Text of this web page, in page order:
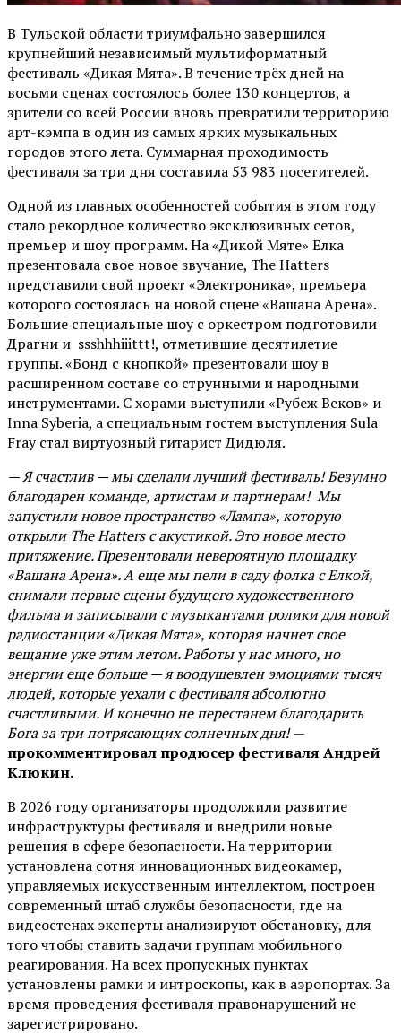
В Тульской области триумфально завершился
крупнейший независимый мультиформатный
фестиваль «Дикая Мята». В течение трёх дней на
восьми сценах состоялось более 130 концертов, а
зрители со всей России вновь превратили территорию
арт-кэмпа в один из самых ярких музыкальных
городов этого лета. Суммарная проходимость
фестиваля за три дня составила 53 983 посетителей.
Одной из главных особенностей события в этом году
стало рекордное количество эксклюзивных сетов,
премьер и шоу программ. На «Дикой Мяте» Ёлка
презентовала свое новое звучание, The Hatters
представили свой проект «Электроника», премьера
которого состоялась на новой сцене «Вашана Арена».
Большие специальные шоу с оркестром подготовили
Драгни и ssshhhiiittt!, отметившие десятилетие
группы. «Бонд с кнопкой» презентовали шоу в
расширенном составе со струнными и народными
инструментами. С хорами выступили «Рубеж Веков» и
Inna Syberia, а специальным гостем выступления Sula
Fray стал виртуозный гитарист Дидюля.
— Я счастлив — мы сделали лучший фестиваль! Безумно
благодарен команде, артистам и партнерам! Мы
запустили новое пространство «Лампа», которую
открыли The Hatters с акустикой. Это новое место
притяжение. Презентовали невероятную площадку
«Вашана Арена». А еще мы пели в саду фолка с Елкой,
снимали первые сцены будущего художественного
фильма и записывали с музыкантами ролики для новой
радиостанции «Дикая Мята», которая начнет свое
вещание уже этим летом. Работы у нас много, но
энергии еще больше — я воодушевлен эмоциями тысяч
людей, которые уехали с фестиваля абсолютно
счастливыми. И конечно не перестанем благодарить
Бога за три потрясающих солнечных дня!—
прокомментировал продюсер фестиваля Андрей
Клюкин.
В 2026 году организаторы продолжили развитие
инфраструктуры фестиваля и внедрили новые
решения в сфере безопасности. На территории
установлена сотня инновационных видеокамер,
управляемых искусственным интеллектом, построен
современный штаб службы безопасности, где на
видеостенах эксперты анализируют обстановку, для
того чтобы ставить задачи группам мобильного
реагирования. На всех пропускных пунктах
установлены рамки и интроскопы, как в аэропортах. За
время проведения фестиваля правонарушений не
зарегистрировано.